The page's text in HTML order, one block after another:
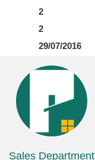
2
2
29/07/2016
Sales Department